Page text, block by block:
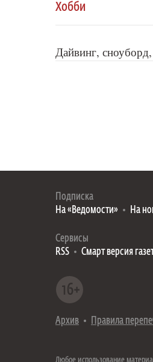
Хобби
Дайвинг,
Подписка
На «Ведомости»
На
Сервисы
RSS
Смарт версия
Архив Правила
Любое использование